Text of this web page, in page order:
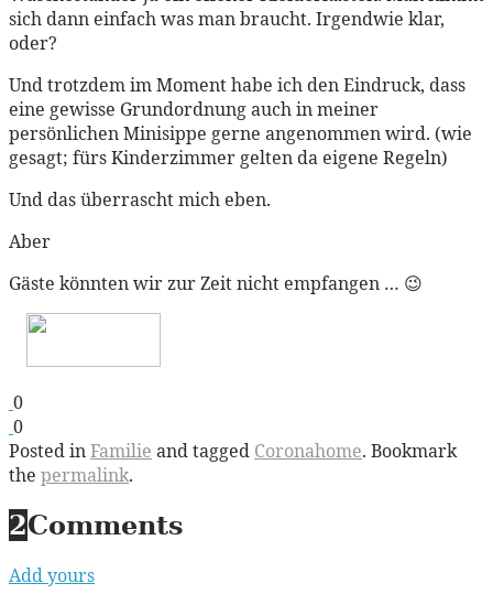
sich dann einfach was man braucht. Irgendwie klar,
oder?
Und trotzdem im Moment habe ich den Eindruck, dass
eine gewisse Grundordnung auch in meiner
persönlichen Minisippe gerne angenommen wird. (wie
gesagt; fürs Kinderzimmer gelten da eigene Regeln)
Und das überrascht mich eben.
Aber
Gäste könnten wir zur Zeit nicht empfangen … 😉
0
0
Posted inFamilie and tagged Coronahome. Bookmark
the permalink.
2Comments
Add yours